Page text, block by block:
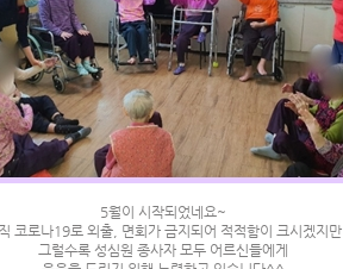
5월이 시작되었네요~
코로나19로 외출, 면회가 금지되어 적적함이 크시겠지만
그럴수록 성심원 종사자 모두 어르신들에게